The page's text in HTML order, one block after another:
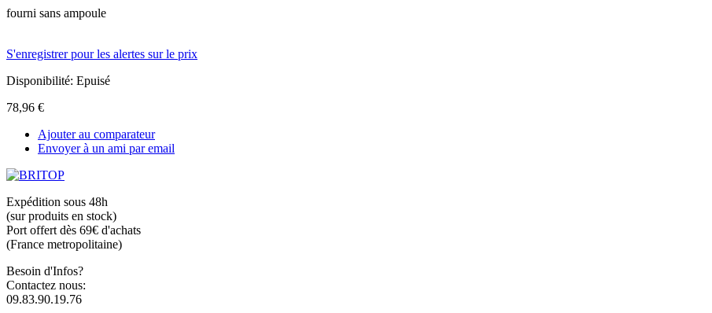
fourni sans ampoule
S'enregistrer pour les alertes sur le prix
Disponibilité: Epuisé
78,96 €
Ajouter au comparateur
Envoyer à un ami par email
Expédition sous 48h
(sur produits en stock)
Port offert dès 69€ d'achats
(France metropolitaine)
Besoin d'Infos?
Contactez nous:
09.83.90.19.76